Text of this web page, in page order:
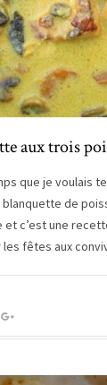
aux trois
que je voulais
de
et c’est une
les fêtes aux